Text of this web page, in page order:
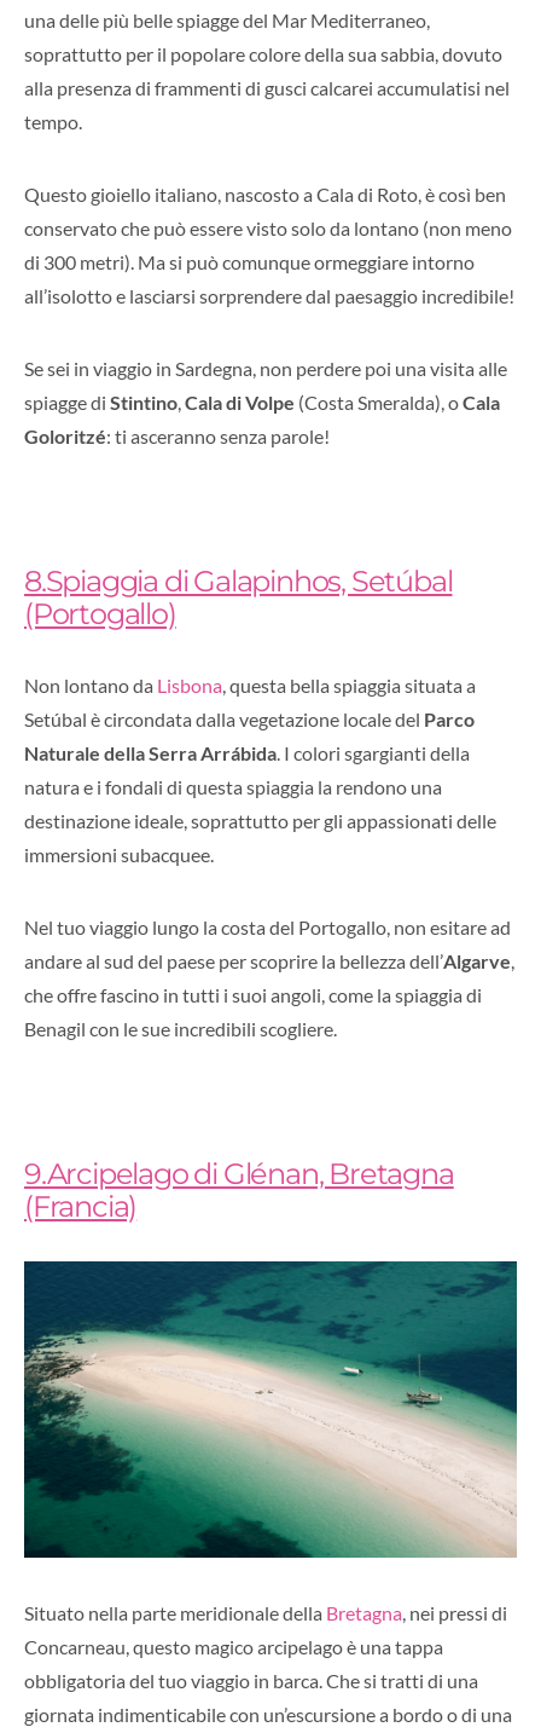
una delle più belle spiagge del Mar Mediterraneo,
soprattutto per il popolare colore della sua sabbia, dovuto
alla presenza di frammenti di gusci calcarei accumulatisi nel
tempo.
Questo gioiello italiano, nascosto a Cala di Roto, è così ben
conservato che può essere visto solo da lontano (non meno
di 300 metri). Ma si può comunque ormeggiare intorno
all’isolotto e lasciarsi sorprendere dal paesaggio incredibile!
Se sei in viaggio in Sardegna, non perdere poi una visita alle
spiagge di Stintino,Cala di Volpe (Costa Smeralda), oCala
Goloritzé: ti asceranno senza parole!
8.Spiaggia di Galapinhos, Setúbal
(Portogallo)
Non lontano da Lisbona, questa bella spiaggia situata a
Setúbal è circondata dalla vegetazione locale del Parco
Naturale della Serra Arrábida. I colori sgargianti della
natura e i fondali di questa spiaggia la rendono una
destinazione ideale, soprattutto per gli appassionati delle
immersioni subacquee.
Nel tuo viaggio lungo la costa del Portogallo, non esitare ad
andare al sud del paese per scoprire la bellezza dell’Algarve,
che offre fascino in tutti i suoi angoli, come la spiaggia di
Benagil con le sue incredibili scogliere.
9.Arcipelago di Glénan, Bretagna
(Francia)
Situato nella parte meridionale della Bretagna, nei pressi di
Concarneau, questo magico arcipelago è una tappa
obbligatoria del tuo viaggio in barca. Che si tratti di una
giornata indimenticabile con un’escursione a bordo o di una